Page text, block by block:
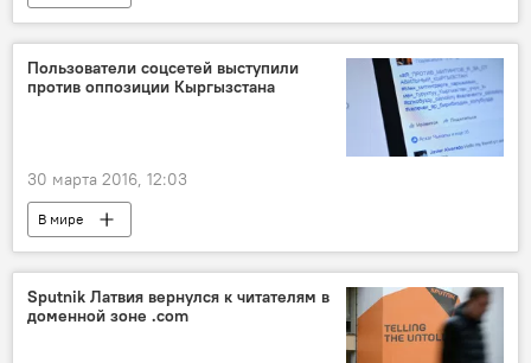
Пользователи соцсетей выступили
против оппозиции Кыргызстана
30 марта 2016, 12:03
В мире
Sputnik Латвия вернулся к читателям в
доменной зоне .com